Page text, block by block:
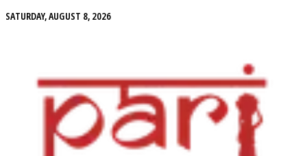
SATURDAY, AUGUST 8, 2026